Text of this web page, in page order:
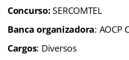
Concurso: SERCOMTEL
Banca organizadora: AOCP
Cargos: Diversos